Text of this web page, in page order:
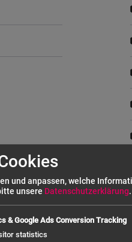
und anpassen, welche
unsere Datenschutzerklärung.
& Google Ads Conversion Tracking
statistics